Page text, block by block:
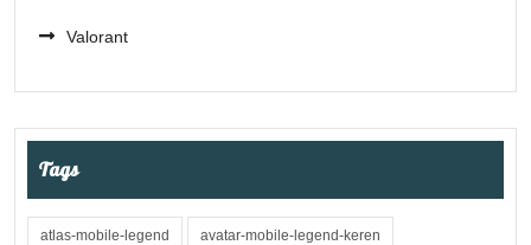
Valorant
Tags
atlas-mobile-legend avatar-mobile-legend-keren